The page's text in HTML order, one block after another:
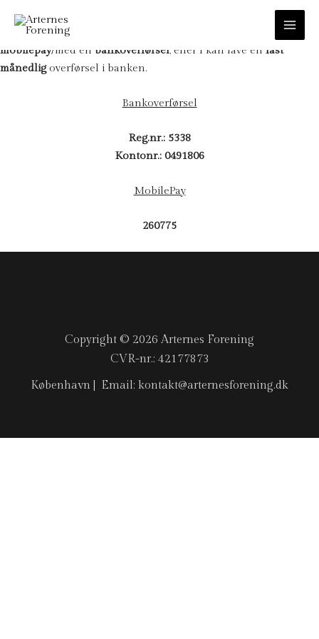
STØT NATUREN
I kan både støtte naturen via en engangsoverførsel på
mobilepay/med en bankoverførsel, eller I kan lave en fast
månedligoverførsel i banken.
Bankoverførsel
Reg.nr.: 5338
Kontonr.: 0491806
MobilePay
260775
Copyright © 2026 Arternes Forening
CVR-nr.: 42177873
København | Email: kontakt@arternesforening.dk